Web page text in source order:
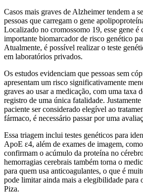
Casos mais graves de Alzheimer tendem a
pessoas que carregam o gene
Localizado no cromossomo 19, esse gene é
importante biomarcador de risco genético
Atualmente, é possível realizar o teste
em laboratórios privados.
Os estudos evidenciam que pessoas sem
apresentam um risco significativamente
graves ao usar a medicação, com uma taxa
registro de uma única fatalidade.
paciente ser considerado elegível ao
fármaco, é necessário passar por uma
Essa triagem inclui testes genéticos para
ApoE ε4, além de exames de imagem,
confirmam o acúmulo da proteína no
hemorragias cerebrais também torna o
para quem usa anticoagulantes, o que é
pode limitar ainda mais a elegibilidade para
Piza.